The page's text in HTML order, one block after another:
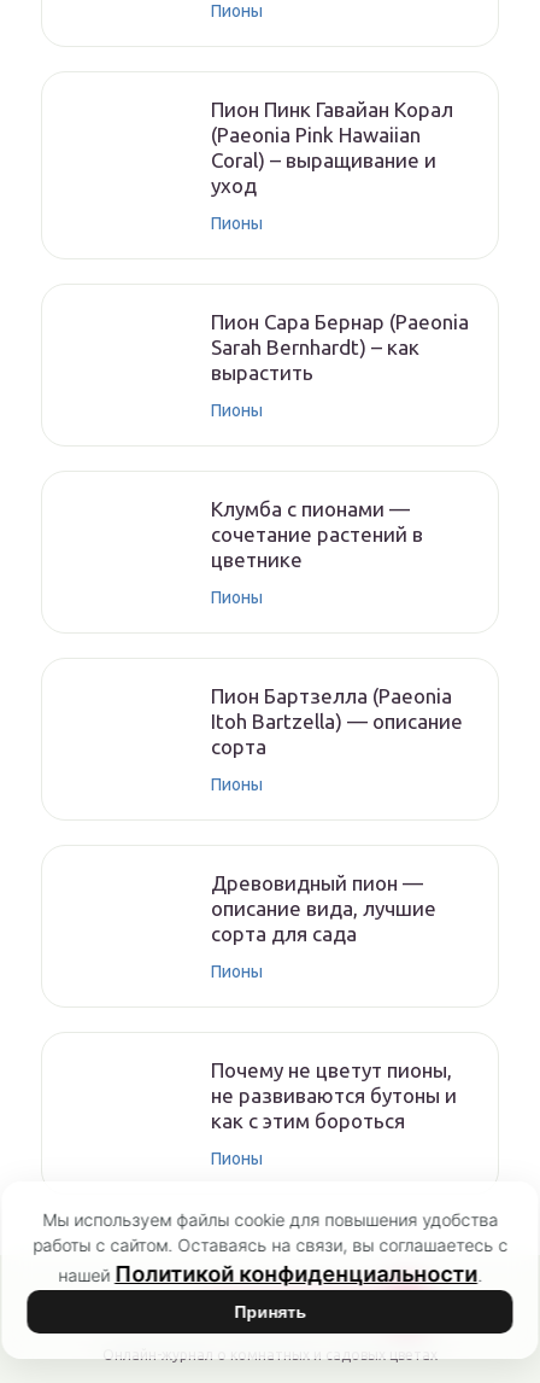
Пионы
Пион Пинк Гавайан Корал
(Paeonia Pink Hawaiian
Coral) – выращивание и
уход
Пионы
Пион Сара Бернар (Paeonia
Sarah Bernhardt) – как
вырастить
Пионы
Клумба с пионами —
сочетание растений в
цветнике
Пионы
Пион Бартзелла (Paeonia
Itoh Bartzella) — описание
сорта
Пионы
Древовидный пион —
описание вида, лучшие
сорта для сада
Пионы
Почему не цветут пионы,
не развиваются бутоны и
как с этим бороться
Пионы
Мы используем файлы cookie для повышения удобства
работы с сайтом. Оставаясь на связи, вы соглашаетесь с
нашей Политикой конфиденциальности.
Принять
POCVETAM